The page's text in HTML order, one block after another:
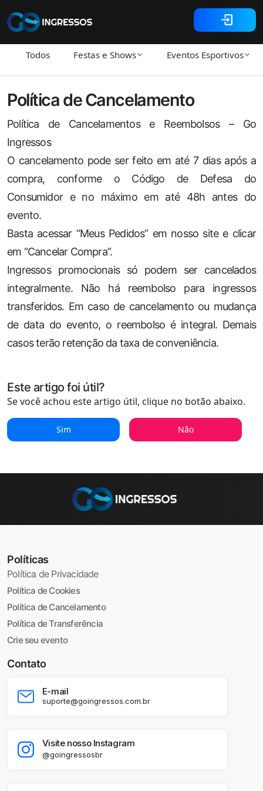
Todos Festas e Shows Eventos Esportivos
Política de Cancelamento
Política de Cancelamentos e Reembolsos – Go
Ingressos
O cancelamento pode ser feito em até 7 dias após a
compra, conforme o Código de Defesa do
Consumidor e no máximo em até 48h antes do
evento.
Basta acessar “Meus Pedidos” em nosso site e clicar
em “Cancelar Compra”.
Ingressos promocionais só podem ser cancelados
integralmente. Não há reembolso para ingressos
transferidos. Em caso de cancelamento ou mudança
de data do evento, o reembolso é integral. Demais
casos terão retenção da taxa de conveniência.
Este artigo foi útil?
Se você achou este artigo útil, clique no botão abaixo.
Sim Não
Políticas
Política de Privacidade
Política de Cookies
Política de Cancelamento
Política de Transferência
Crie seu evento
Contato
E-mail
suporte@goingressos.com.br
Visite nosso Instagram
@goingressosbr